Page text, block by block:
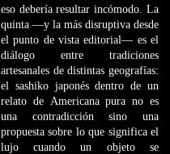
eso debería resultar incómodo. La
quinta —y la más disruptiva desde
el punto de vista editorial— es el
diálogo entre tradiciones
artesanales de distintas geografías:
el sashiko japonés dentro de un
relato de Americana pura no es
una contradicción sino una
propuesta sobre lo que significa el
lujo cuando un objeto se